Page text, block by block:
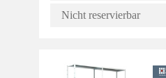
Nicht reservierbar